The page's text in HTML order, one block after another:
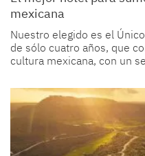
mexicana
Nuestro elegido es el
de sólo cuatro años, que
cultura mexicana, con un